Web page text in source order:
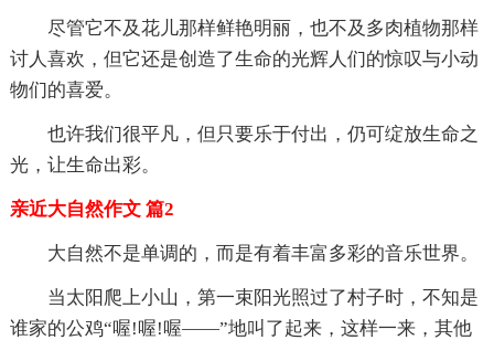
尽管它不及花儿那样鲜艳明丽，也不及多肉植物那样
讨人喜欢，但它还是创造了生命的光辉人们的惊叹与小动
物们的喜爱。
也许我们很平凡，但只要乐于付出，仍可绽放生命之
光，让生命出彩。
亲近大自然作文 篇2
大自然不是单调的，而是有着丰富多彩的音乐世界。
当太阳爬上小山，第一束阳光照过了村子时，不知是
谁家的公鸡“喔!喔!喔——”地叫了起来，这样一来，其他